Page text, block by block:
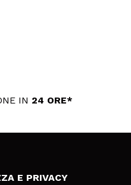
IN 24 ORE*
E PRIVACY